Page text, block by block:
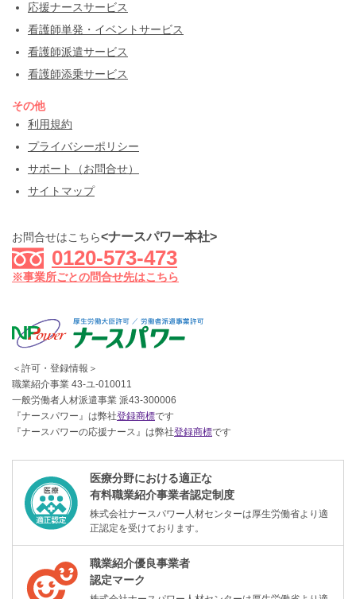
応援ナースサービス
看護師単発・イベントサービス
看護師派遣サービス
看護師添乗サービス
その他
利用規約
プライバシーポリシー
サポート（お問合せ）
サイトマップ
お問合せはこちら<ナースパワー本社>
0120-573-473
※事業所ごとの問合せ先はこちら
＜許可・登録情報＞
職業紹介事業 43-ユ-010011
一般労働者人材派遣事業 派43-300006
『ナースパワー』は弊社登録商標です
『ナースパワーの応援ナース』は弊社登録商標です
医療分野における適正な
有料職業紹介事業者認定制度
株式会社ナースパワー人材センターは厚生労働省より適
正認定を受けております。
職業紹介優良事業者
認定マーク